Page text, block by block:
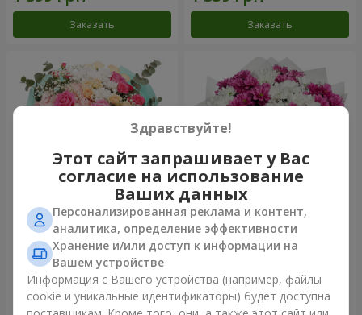
Заказать Заказать
Букет "Княгиня Ольга"
2 324 грн
Заказать
Букет "Сердечные струны"
Заказать
Здравствуйте!
Этот сайт запрашивает у Вас
согласие на использование
Ваших данных
Персонализированная реклама и контент,
аналитика, определение эффективности
Хранение и/или доступ к информации на
Вашем устройстве
Информация с Вашего устройства (например, файлы
cookie и уникальные идентификаторы) будет доступна